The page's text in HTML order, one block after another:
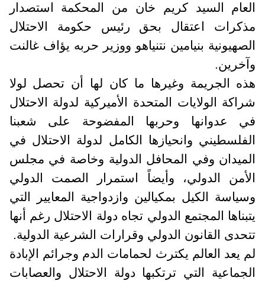
العام السيد كريم خان من المحكمة استصدار
مذكرات اعتقال بحق رئيس حكومة الاحتلال
الصهيونية بنيامين نتنياهو ووزير حربه يؤاف غالنت
وآخرين.
هذه الجريمة وغيرها ما كان لها أن تحصل لولا
شراكة الولايات المتحدة الأميركية لدولة الاحتلال
في عدوانها وحربها المفضوحة على شعبنا
الفلسطيني وانحيازها الكامل لدولة الاحتلال في
الميدان وفي المحافل الدولية وخاصة في مجلس
الأمن الدولي، وأيضاً استمرار الصمت الدولي
وسياسة الكيل بمكيالين وازدواجية المعايير التي
يتبناها المجتمع الدولي تجاه دولة الاحتلال رغم أنها
تتحدى القانون الدولي وقرارات الشرعية الدولية.
لم يعد العالم يكترث لحمامات الدم وجرائم الإبادة
الجماعية التي ترتكبها دولة الاحتلال والعصابات